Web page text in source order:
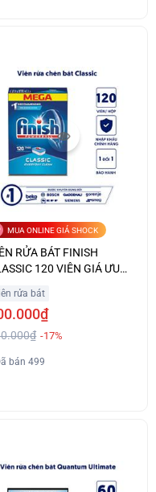
MUA ONLINE GIÁ SHOCK
RỬA BÁT FINISH
120 VIÊN GIÁ ƯU
rửa bát
-17%
bán 499